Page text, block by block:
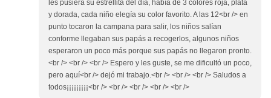
les pusiera su estrellita del día, había de 3 colores roja, plata
y dorada, cada niño elegía su color favorito. A las 12<br /> en
punto tocaron la campana para salir, los niños salían
conforme llegaban sus papás a recogerlos, algunos niños
esperaron un poco más porque sus papás no llegaron pronto.
<br /> <br /> <br /> Espero y les guste, se me dificultó un poco,
pero aquí<br /> dejó mi trabajo.<br /> <br /> <br /> Saludos a
todos¡¡¡¡¡¡¡¡¡<br /> <br /> <br /> <br /> <br />